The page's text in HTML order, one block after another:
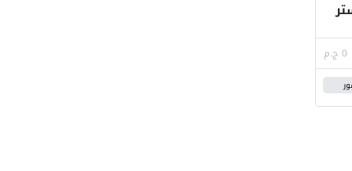
0 ج.م